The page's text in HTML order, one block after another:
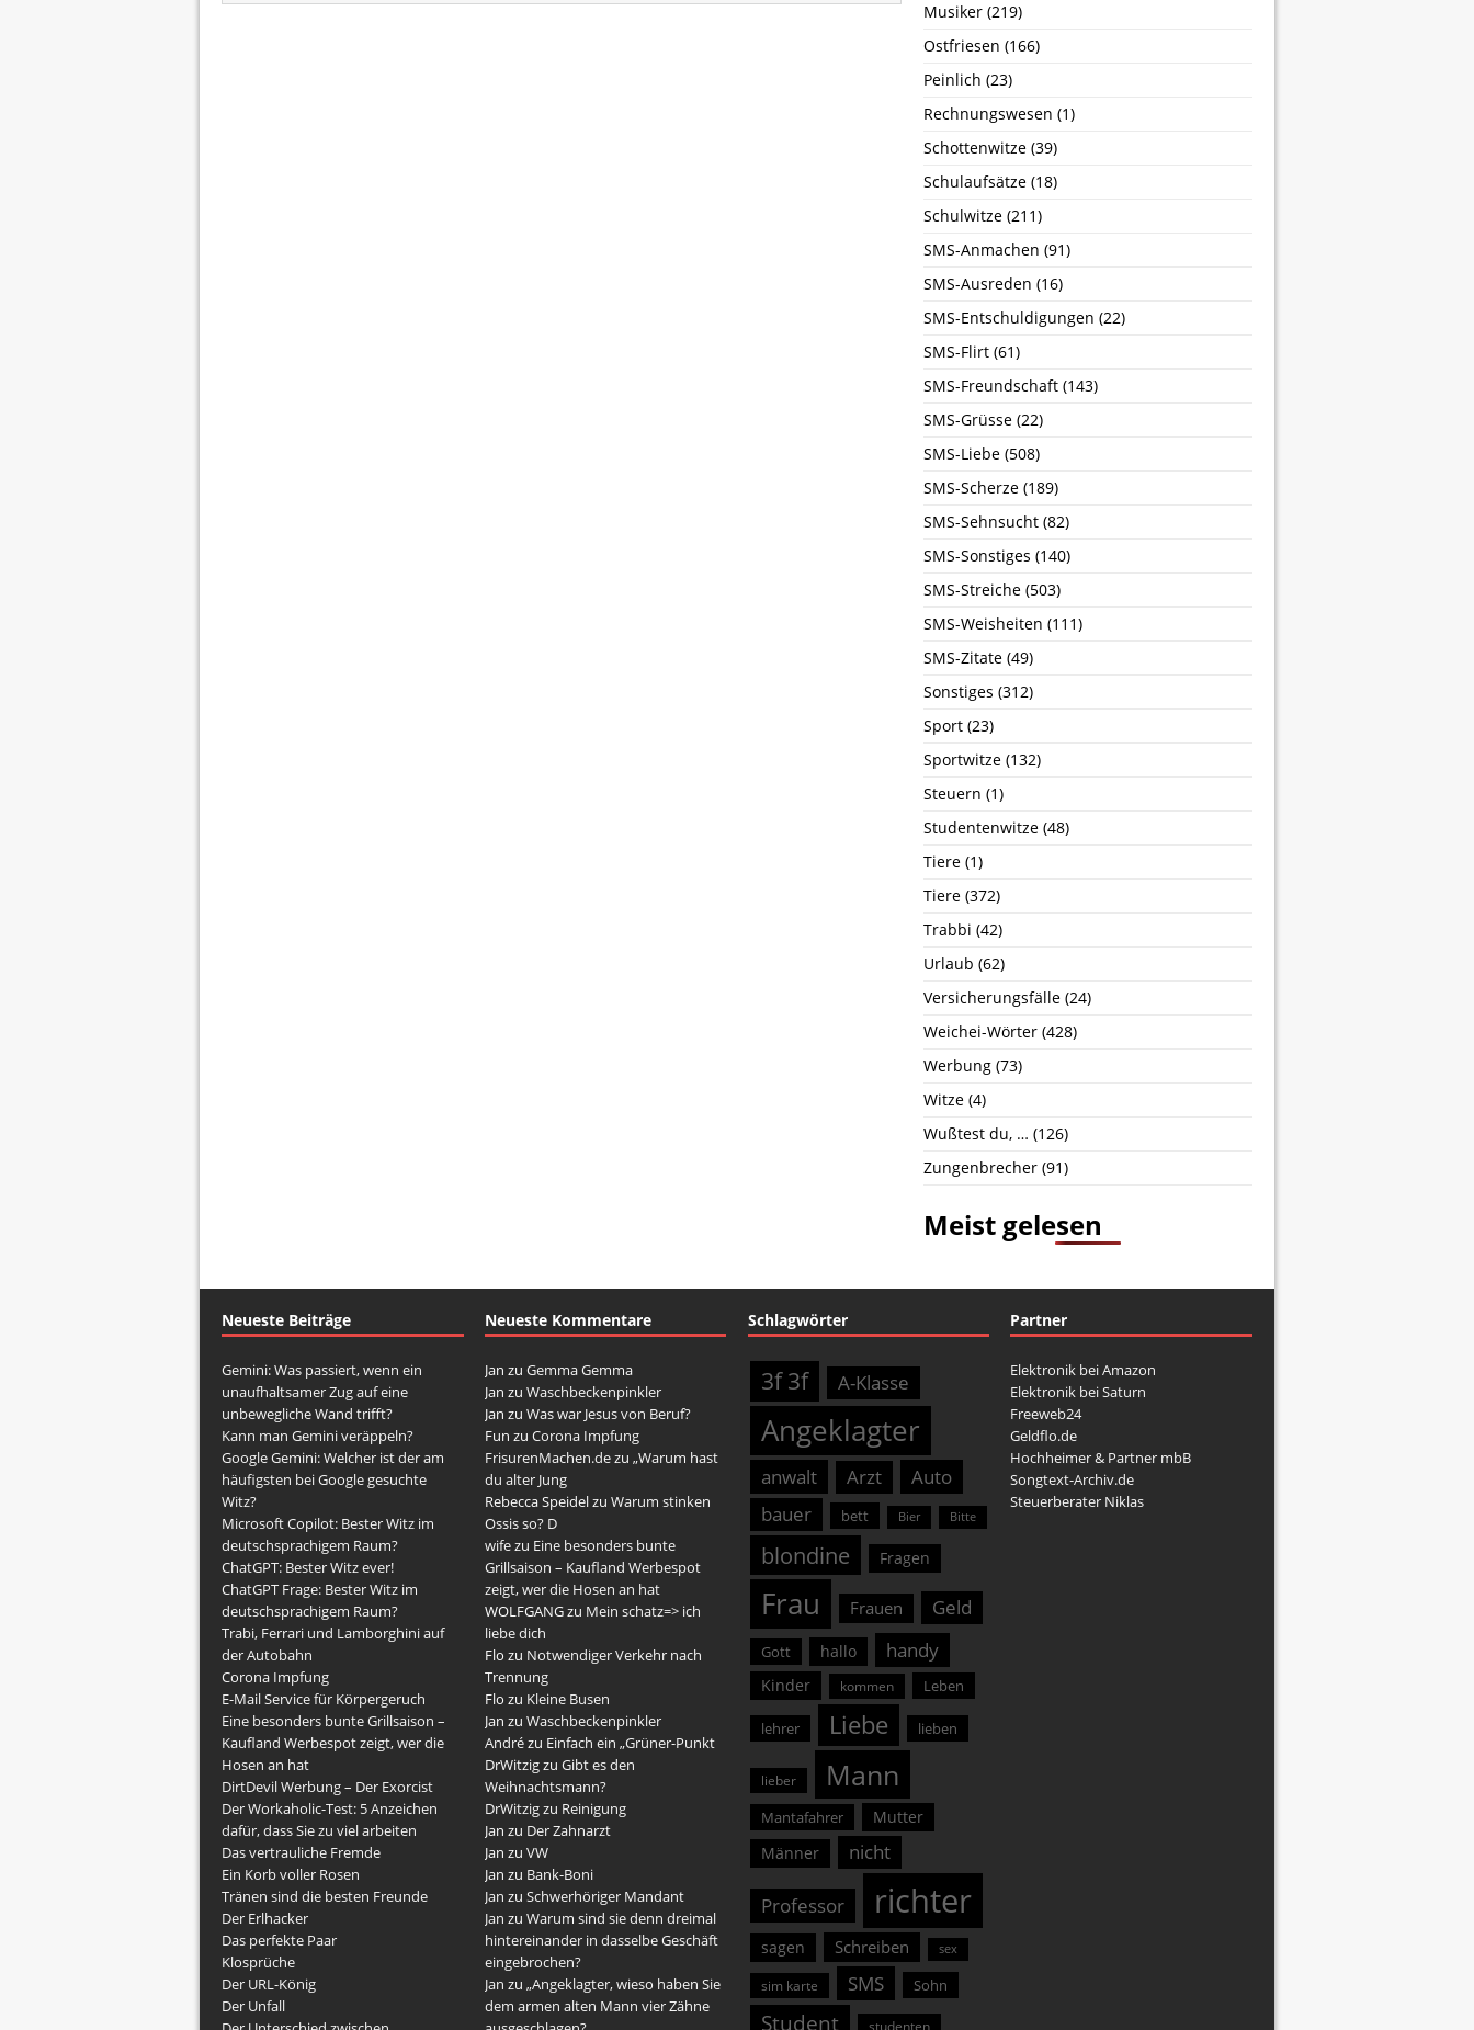
Musiker (219)
Ostfriesen (166)
Peinlich (23)
Rechnungswesen (1)
Schottenwitze (39)
Schulaufsätze (18)
Schulwitze (211)
SMS-Anmachen (91)
SMS-Ausreden (16)
SMS-Entschuldigungen (22)
SMS-Flirt (61)
SMS-Freundschaft (143)
SMS-Grüsse (22)
SMS-Liebe (508)
SMS-Scherze (189)
SMS-Sehnsucht (82)
SMS-Sonstiges (140)
SMS-Streiche (503)
SMS-Weisheiten (111)
SMS-Zitate (49)
Sonstiges (312)
Sport (23)
Sportwitze (132)
Steuern (1)
Studentenwitze (48)
Tiere (1)
Tiere (372)
Trabbi (42)
Urlaub (62)
Versicherungsfälle (24)
Weichei-Wörter (428)
Werbung (73)
Witze (4)
Wußtest du, … (126)
Zungenbrecher (91)
Meist gelesen
Neueste Beiträge
Gemini: Was passiert, wenn ein
unaufhaltsamer Zug auf eine
unbewegliche Wand trifft?
Kann man Gemini veräppeln?
Google Gemini: Welcher ist der am
häufigsten bei Google gesuchte
Witz?
Microsoft Copilot: Bester Witz im
deutschsprachigem Raum?
ChatGPT: Bester Witz ever!
ChatGPT Frage: Bester Witz im
deutschsprachigem Raum?
Trabi, Ferrari und Lamborghini auf
der Autobahn
Corona Impfung
E-Mail Service für Körpergeruch
Eine besonders bunte Grillsaison –
Kaufland Werbespot zeigt, wer die
Hosen an hat
DirtDevil Werbung – Der Exorcist
Der Workaholic-Test: 5 Anzeichen
dafür, dass Sie zu viel arbeiten
Das vertrauliche Fremde
Ein Korb voller Rosen
Tränen sind die besten Freunde
Der Erlhacker
Das perfekte Paar
Klosprüche
Der URL-König
Der Unfall
Neueste Kommentare
Jan zu Gemma Gemma
Jan zu Waschbeckenpinkler
Jan zu Was war Jesus von Beruf?
Fun zu Corona Impfung
FrisurenMachen.dezu „Warum hast
du alter Jung
Rebecca Speidelzu Warum stinken
Ossis so? D
wifezu Eine besonders bunte
Grillsaison – Kaufland Werbespot
zeigt, wer die Hosen an hat
WOLFGANGzu Mein schatz=> ich
liebe dich
Flo zu Notwendiger Verkehr nach
Trennung
Flo zu Kleine Busen
Jan zu Waschbeckenpinkler
Andrézu Einfach ein „Grüner-Punkt
DrWitzigzu Gibt es den
Weihnachtsmann?
DrWitzigzu Reinigung
Jan zu Der Zahnarzt
Jan zu VW
Jan zu Bank-Boni
Jan zu Schwerhöriger Mandant
Jan zu Warum sind sie denn dreimal
hintereinander in dasselbe Geschäft
eingebrochen?
Jan zu „Angeklagter, wieso haben Sie
dem armen alten Mann vier Zähne
Schlagwörter
3f 3f A-Klasse
Angeklagter
anwalt Arzt
Auto
bauer
bett Bier Bitte
blondine Fragen
Frau Frauen Geld
Gott hallo handy
Kinder kommen Leben
lehrer Liebe lieben
lieber Mann
Mantafahrer
Mutter
Männer
nicht
Professor richter
sagen Schreiben sex
sim karte SMS Sohn
Student studenten
Partner
Elektronik bei Amazon
Elektronik bei Saturn
Freeweb24
Geldflo.de
Hochheimer & Partner mbB
Songtext-Archiv.de
Steuerberater Niklas